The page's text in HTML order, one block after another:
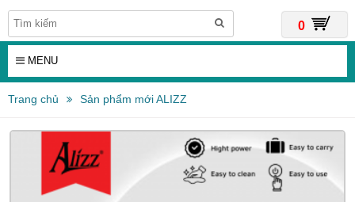
0
MENU
Trang chủ Sản phẩm mới ALIZZ